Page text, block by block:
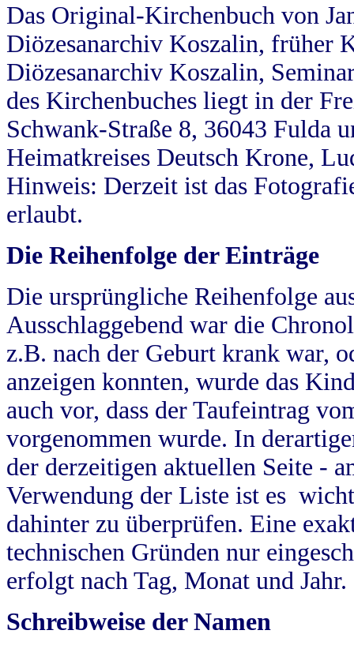
Das Original-Kirchenbuch von
Diözesanarchiv Koszalin, früher
Diözesanarchiv Koszalin,
des Kirchenbuches liegt in der
Schwank-Straße 8, 36043 Fulda
Heimatkreises Deutsch Krone,
Hinweis: Derzeit ist das
erlaubt.
Die Reihenfolge der Einträge
Die ursprüngliche Reihenfolge
Ausschlaggebend war die
z.B. nach der Geburt krank war,
anzeigen konnten, wurde das
auch vor, dass der Taufeintrag
vorgenommen wurde. In
der derzeitigen aktuellen Seite -
Verwendung der Liste ist es
dahinter zu überprüfen. Eine
technischen Gründen nur
erfolgt nach Tag, Monat und Jahr.
Schreibweise der Namen